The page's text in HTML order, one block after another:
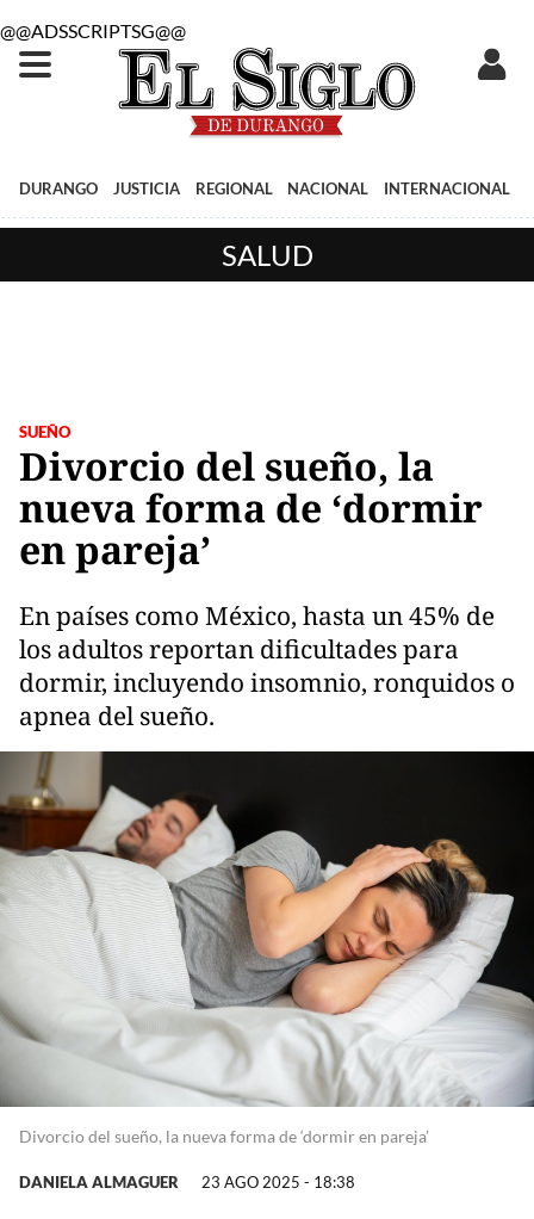
@@ADSSCRIPTSG@@
DURANGO JUSTICIA REGIONAL NACIONAL INTERNACIONAL
SALUD
SUEÑO
Divorcio del sueño, la
nueva forma de ‘dormir
en pareja’
En países como México, hasta un 45% de
los adultos reportan dificultades para
dormir, incluyendo insomnio, ronquidos o
apnea del sueño.
Divorcio del sueño, la nueva forma de ‘dormir en pareja’
DANIELA ALMAGUER 23 AGO 2025 - 18:38